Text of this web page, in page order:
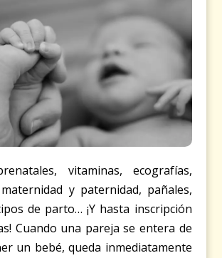
vitaminas, ecografías,
y paternidad, pañales,
de parto… ¡Y hasta inscripción
Cuando una pareja se entera de
un bebé, queda inmediatamente